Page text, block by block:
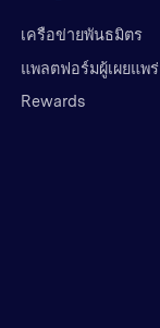
เครือข่ายพันธมิตร
แพลตฟอร์มผู้เผยแพร่
Rewards